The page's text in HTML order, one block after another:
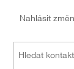
Nahlásit